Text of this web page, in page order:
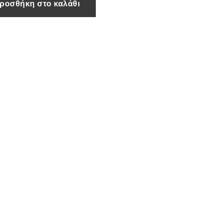
στο καλάθι